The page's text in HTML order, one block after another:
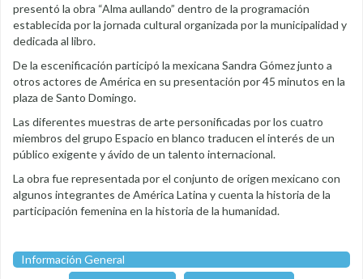
presentó la obra “Alma aullando” dentro de la programación
establecida por la jornada cultural organizada por la municipalidad y
dedicada al libro.
De la escenificación participó la mexicana Sandra Gómez junto a
otros actores de América en su presentación por 45 minutos en la
plaza de Santo Domingo.
Las diferentes muestras de arte personificadas por los cuatro
miembros del grupo Espacio en blanco traducen el interés de un
público exigente y ávido de un talento internacional.
La obra fue representada por el conjunto de origen mexicano con
algunos integrantes de América Latina y cuenta la historia de la
participación femenina en la historia de la humanidad.
Información General